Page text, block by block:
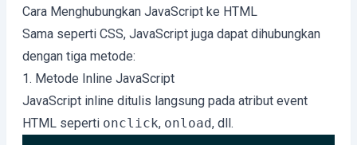
Cara Menghubungkan JavaScript ke HTML
Sama seperti CSS, JavaScript juga dapat dihubungkan
dengan tiga metode:
1. Metode Inline JavaScript
JavaScript inline ditulis langsung pada atribut event
HTML seperti onclick, onload, dll.